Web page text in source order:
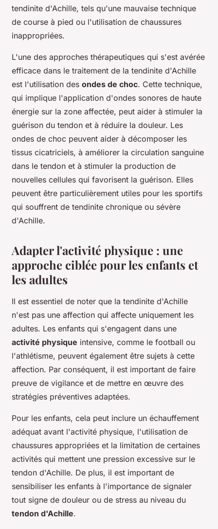
tendinite d'Achille, tels qu'une mauvaise technique
de course à pied ou l'utilisation de chaussures
inappropriées.
L'une des approches thérapeutiques qui s'est avérée
efficace dans le traitement de la tendinite d'Achille
est l'utilisation des ondes de choc. Cette technique,
qui implique l'application d'ondes sonores de haute
énergie sur la zone affectée, peut aider à stimuler la
guérison du tendon et à réduire la douleur. Les
ondes de choc peuvent aider à décomposer les
tissus cicatriciels, à améliorer la circulation sanguine
dans le tendon et à stimuler la production de
nouvelles cellules qui favorisent la guérison. Elles
peuvent être particulièrement utiles pour les sportifs
qui souffrent de tendinite chronique ou sévère
d'Achille.
Adapter l'activité physique : une
approche ciblée pour les enfants et
les adultes
Il est essentiel de noter que la tendinite d'Achille
n'est pas une affection qui affecte uniquement les
adultes. Les enfants qui s'engagent dans une
activité physique intensive, comme le football ou
l'athlétisme, peuvent également être sujets à cette
affection. Par conséquent, il est important de faire
preuve de vigilance et de mettre en œuvre des
stratégies préventives adaptées.
Pour les enfants, cela peut inclure un échauffement
adéquat avant l'activité physique, l'utilisation de
chaussures appropriées et la limitation de certaines
activités qui mettent une pression excessive sur le
tendon d'Achille. De plus, il est important de
sensibiliser les enfants à l'importance de signaler
tout signe de douleur ou de stress au niveau du
tendon d'Achille.